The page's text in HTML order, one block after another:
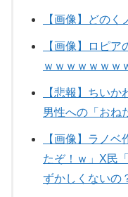
【画像】どの
【画像】ロピ
ｗｗｗｗｗｗｗ
【悲報】ちい
男性への「おね
【画像】ラノ
たぞ！ｗ」X民
ずかしくないの